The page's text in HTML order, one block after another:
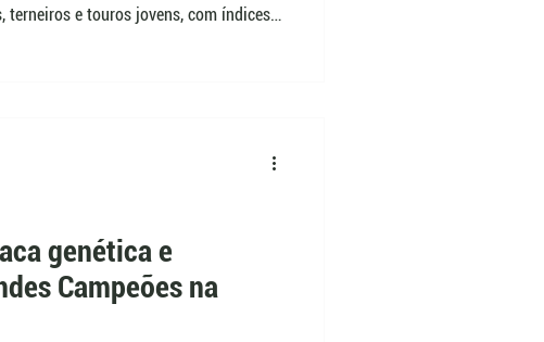
terneiros e touros jovens, com índices
genética e
Campeões na